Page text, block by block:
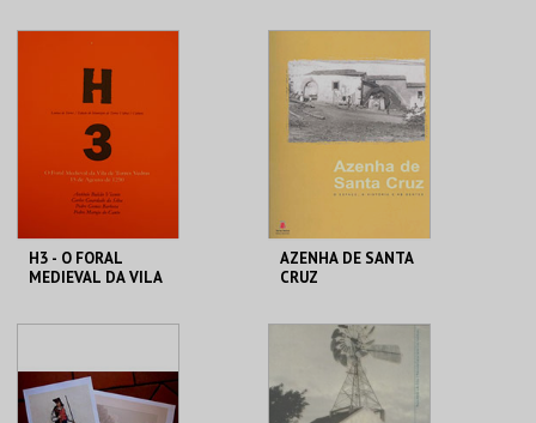
VEDRAS
MAIS INFO
COMPRAR
VEDRAS
MAIS INFO
COMPRAR
H3 - O FORAL
MEDIEVAL DA VILA
VEDRAS
MAIS INFO
AZENHA DE SANTA
CRUZ
VEDRAS
MAIS INFO